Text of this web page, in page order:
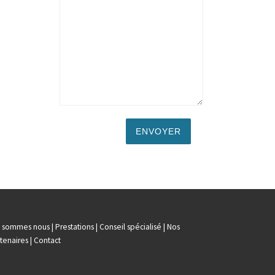
sommes nous Prestations Conseil spécialisé Nos
Contact